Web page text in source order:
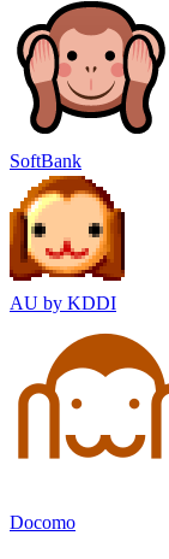
SoftBank
AU by KDDI
Docomo